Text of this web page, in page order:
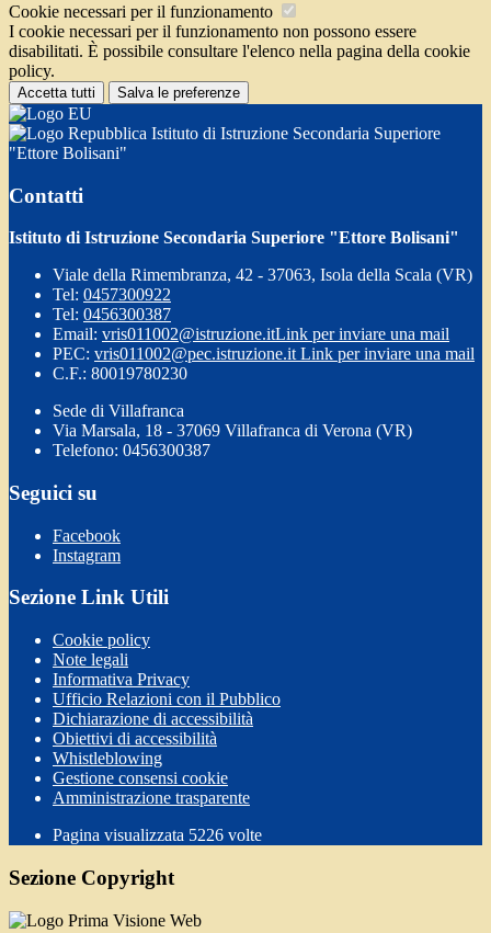
Cookie necessari per il funzionamento
I cookie necessari per il funzionamento non possono essere
disabilitati. È possibile consultare l'elenco nella pagina della cookie
policy.
Accetta tutti Salva le preferenze
Istituto di Istruzione Secondaria Superiore
"Ettore Bolisani"
Contatti
Istituto di Istruzione Secondaria Superiore "Ettore Bolisani"
Viale della Rimembranza, 42 - 37063, Isola della Scala (VR)
Tel: 0457300922
Tel: 0456300387
Email: vris011002@istruzione.itLink per inviare una mail
PEC: vris011002@pec.istruzione.it Link per inviare una mail
C.F.: 80019780230
Sede di Villafranca
Via Marsala, 18 - 37069 Villafranca di Verona (VR)
Telefono: 0456300387
Seguici su
Facebook
Instagram
Sezione Link Utili
Cookie policy
Note legali
Informativa Privacy
Ufficio Relazioni con il Pubblico
Dichiarazione di accessibilità
Obiettivi di accessibilità
Whistleblowing
Gestione consensi cookie
Amministrazione trasparente
Pagina visualizzata 5226 volte
Sezione Copyright